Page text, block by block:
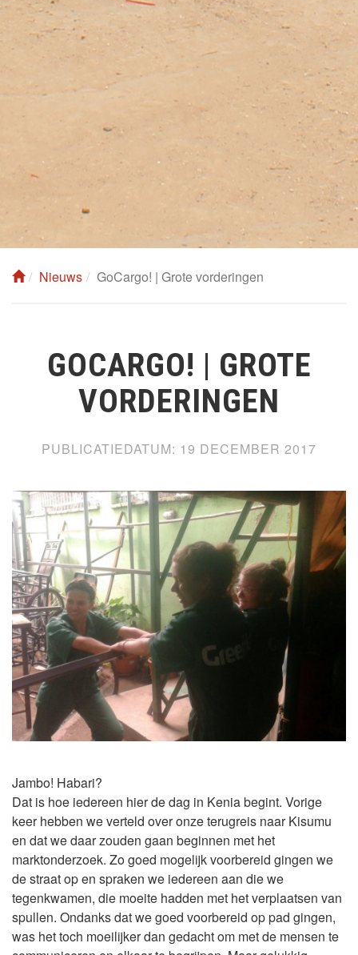
Nieuws GoCargo! | Grote vorderingen
GOCARGO! | GROTE
VORDERINGEN
PUBLICATIEDATUM: 19 DECEMBER 2017
Jambo! Habari?
Dat is hoe iedereen hier de dag in Kenia begint. Vorige
keer hebben we verteld over onze terugreis naar Kisumu
en dat we daar zouden gaan beginnen met het
marktonderzoek. Zo goed mogelijk voorbereid gingen we
de straat op en spraken we iedereen aan die we
tegenkwamen, die moeite hadden met het verplaatsen van
spullen. Ondanks dat we goed voorbereid op pad gingen,
was het toch moeilijker dan gedacht om met de mensen te